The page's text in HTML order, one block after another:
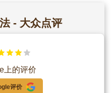
- 大众点评
上的评价
评价